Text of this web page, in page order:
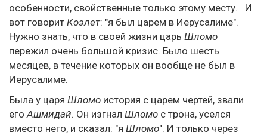
особенности, свойственные только этому месту. И
вот говорит Коэлет: "я был царем в Иерусалиме".
Нужно знать, что в своей жизни царь Шломо
пережил очень большой кризис. Было шесть
месяцев, в течение которых он вообще не был в
Иерусалиме.
Была у царя Шломо история с царем чертей, звали
его Ашмидай. Он изгнал Шломо с трона, уселся
вместо него, и сказал: "я Шломо". И только через